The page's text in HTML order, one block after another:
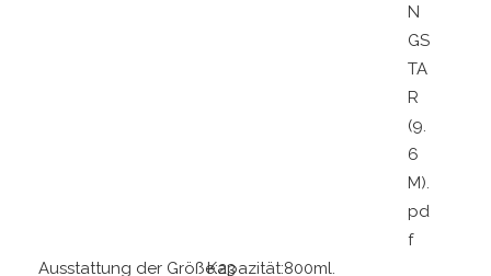
N
GS
TA
R
(9.
6
M).
pd
f
Ausstattung der Größe:23
Kapazität:800ml.